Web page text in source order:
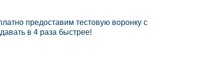
предоставим тестовую воронку с
в 4 раза быстрее!